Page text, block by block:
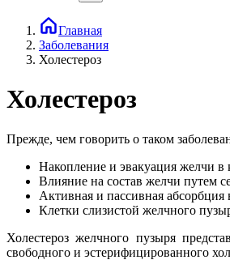
Главная
Заболевания
Холестероз
Холестероз
Прежде, чем говорить о таком
Накопление и эвакуация желчи
Влияние на состав желчи путем
Активная и пассивная
Клетки слизистой желчного
Холестероз желчного пузыря
свободного и эстерифицированного